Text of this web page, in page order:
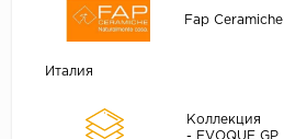
Fap Ceramiche
Италия
Коллекция
- EVOQUE GP